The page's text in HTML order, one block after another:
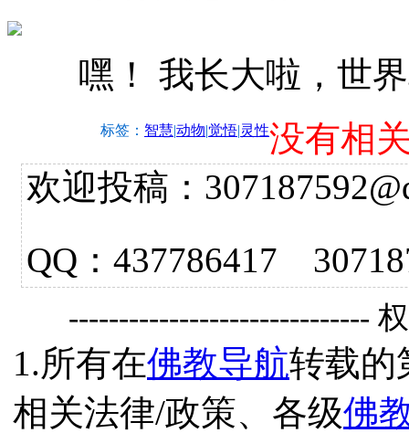
嘿！ 我长大啦，世界
标签： 智慧|动物|觉悟|灵性没有相
欢迎投稿：
QQ：437786417
------------------------------
1.所有在佛教导航转载的
相关法律/政策、各级佛